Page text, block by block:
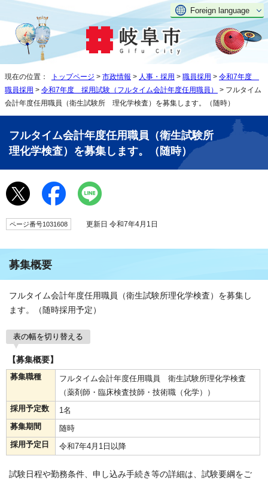
Foreign language
現在の位置： トップページ > 市政情報 > 人事・採用 > 職員採用 > 令和7年度
職員採用 > 令和7年度 採用試験（フルタイム会計年度任用職員）
> フルタイム
会計年度任用職員（衛生試験所 理化学検査）を募集します。（随時）
フルタイム会計年度任用職員（衛生試験所
理化学検査）を募集します。（随時）
ページ番号1031608 更新日 令和7年4月1日
募集概要
フルタイム会計年度任用職員（衛生試験所理化学検査）を募集し
ます。（随時採用予定）
表の幅を切り替える
【募集概要】
募集職種
フルタイム会計年度任用職員 衛生試験所理化学検査
（薬剤師・臨床検査技師・技術職（化学））
採用予定数
1名
募集期間
随時
採用予定日
令和7年4月1日以降
試験日程や勤務条件、申し込み手続き等の詳細は、試験要綱をご